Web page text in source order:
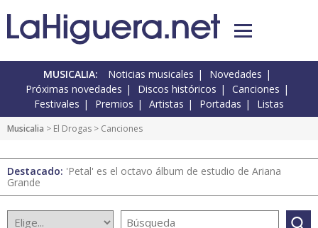
MUSICALIA: Noticias musicales
Novedades
Próximas novedades
Discos históricos
Canciones
Festivales
Premios Artistas Portadas Listas
Musicalia > El Drogas > Canciones
Destacado: 'Petal' es el octavo álbum de estudio de Ariana
Grande